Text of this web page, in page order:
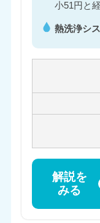
小51円と
熱洗浄シ
解説を
みる